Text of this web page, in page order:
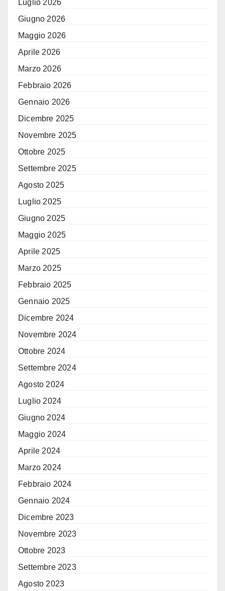
Luglio 2026
Giugno 2026
Maggio 2026
Aprile 2026
Marzo 2026
Febbraio 2026
Gennaio 2026
Dicembre 2025
Novembre 2025
Ottobre 2025
Settembre 2025
Agosto 2025
Luglio 2025
Giugno 2025
Maggio 2025
Aprile 2025
Marzo 2025
Febbraio 2025
Gennaio 2025
Dicembre 2024
Novembre 2024
Ottobre 2024
Settembre 2024
Agosto 2024
Luglio 2024
Giugno 2024
Maggio 2024
Aprile 2024
Marzo 2024
Febbraio 2024
Gennaio 2024
Dicembre 2023
Novembre 2023
Ottobre 2023
Settembre 2023
Agosto 2023